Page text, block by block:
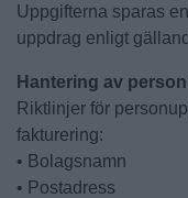
Uppgifterna sparas
uppdrag enligt
Hantering av
Riktlinjer för
fakturering:
• Bolagsnamn
• Postadress